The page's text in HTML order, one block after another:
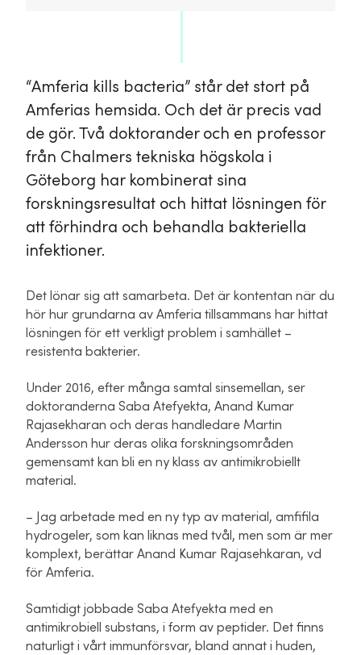
“Amferia kills bacteria” står det stort på
Amferias hemsida. Och det är precis vad
de gör. Två doktorander och en professor
från Chalmers tekniska högskola i
Göteborg har kombinerat sina
forskningsresultat och hittat lösningen för
att förhindra och behandla bakteriella
infektioner.
Det lönar sig att samarbeta. Det är kontentan när du
hör hur grundarna av Amferia tillsammans har hittat
lösningen för ett verkligt problem i samhället –
resistenta bakterier.
Under 2016, efter många samtal sinsemellan, ser
doktoranderna Saba Atefyekta, Anand Kumar
Rajasekharan och deras handledare Martin
Andersson hur deras olika forskningsområden
gemensamt kan bli en ny klass av antimikrobiellt
material.
– Jag arbetade med en ny typ av material, amfifila
hydrogeler, som kan liknas med tvål, men som är mer
komplext, berättar Anand Kumar Rajasehkaran, vd
för Amferia.
Samtidigt jobbade Saba Atefyekta med en
antimikrobiell substans, i form av peptider. Det finns
naturligt i vårt immunförsvar, bland annat i huden,